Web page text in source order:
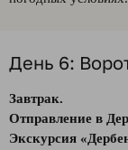
День 6:
Завтрак.
Отправление в
Экскурсия